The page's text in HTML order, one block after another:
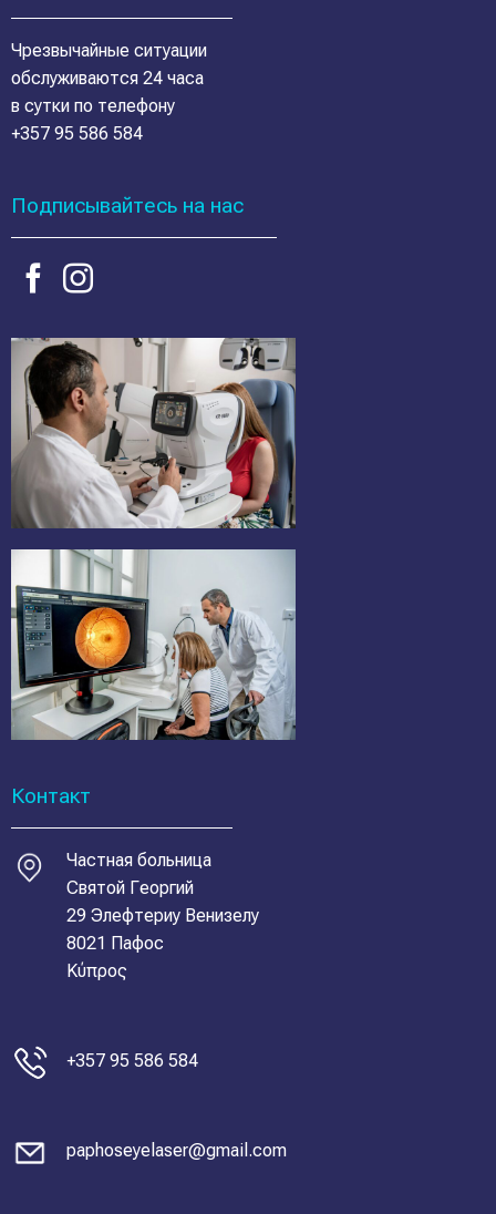
Чрезвычайные ситуации
обслуживаются 24 часа
в сутки по телефону
+357 95 586 584
Подписывайтесь на нас
Контакт
Частная больница
Святой Георгий
29 Элефтериу Венизелу
8021 Пафос
Κύπρος
+357 95 586 584
paphoseyelaser@gmail.com